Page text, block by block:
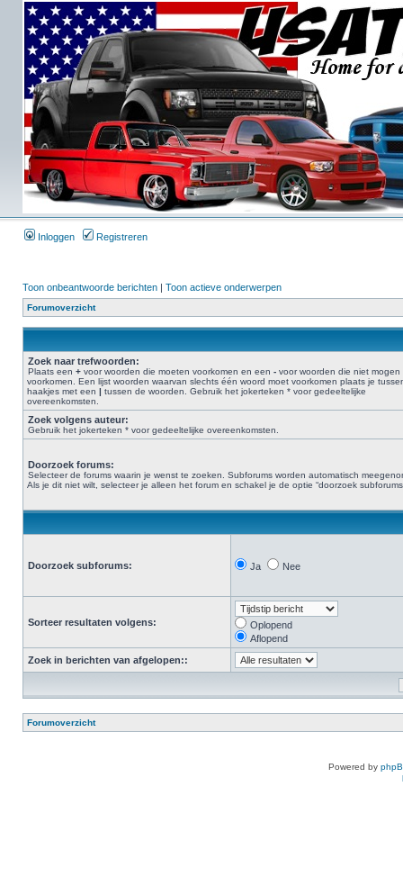
Inloggen Registreren
Toon onbeantwoorde berichten | Toon actieve onderwerpen
Forumoverzicht
Zoek naar trefwoorden:
Plaats een + voor woorden die moeten voorkomen en een - voor woorden die niet mogen
voorkomen. Een lijst woorden waarvan slechts één woord moet voorkomen plaats je
haakjes met een | tussen de woorden. Gebruik het jokerteken * voor gedeeltelijke
overeenkomsten.
Zoek volgens auteur:
Gebruik het jokerteken * voor gedeeltelijke overeenkomsten.
Doorzoek forums:
Selecteer de forums waarin je wenst te zoeken. Subforums worden automatisch
Als je dit niet wilt, selecteer je alleen het forum en schakel je de optie “doorzoek
Doorzoek subforums: Ja Nee
Sorteer resultaten volgens:
Oplopend
Aflopend
Zoek in berichten van afgelopen::
Forumoverzicht
Powered by